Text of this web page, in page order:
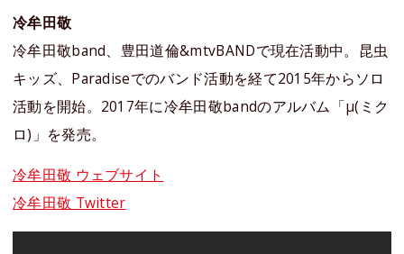
冷牟田敬
冷牟田敬band、豊田道倫&mtvBANDで現在活動中。昆虫
キッズ、Paradiseでのバンド活動を経て2015年からソロ
活動を開始。2017年に冷牟田敬bandのアルバム「μ(ミク
ロ)」を発売。
冷牟田敬 ウェブサイト
冷牟田敬 Twitter